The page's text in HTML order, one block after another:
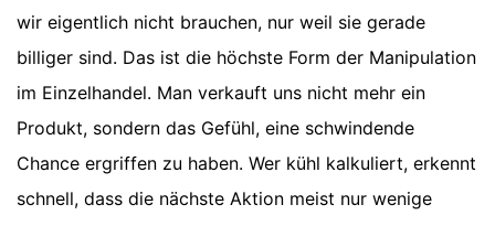
wir eigentlich nicht brauchen, nur weil sie gerade
billiger sind. Das ist die höchste Form der Manipulation
im Einzelhandel. Man verkauft uns nicht mehr ein
Produkt, sondern das Gefühl, eine schwindende
Chance ergriffen zu haben. Wer kühl kalkuliert, erkennt
schnell, dass die nächste Aktion meist nur wenige